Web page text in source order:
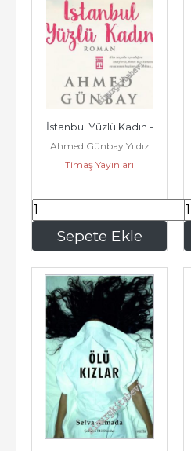
Sepete Ekle
İstanbul Yüzlü Kadın -
Ahmed Günbay Yıldız
Timaş Yayınları
262,50